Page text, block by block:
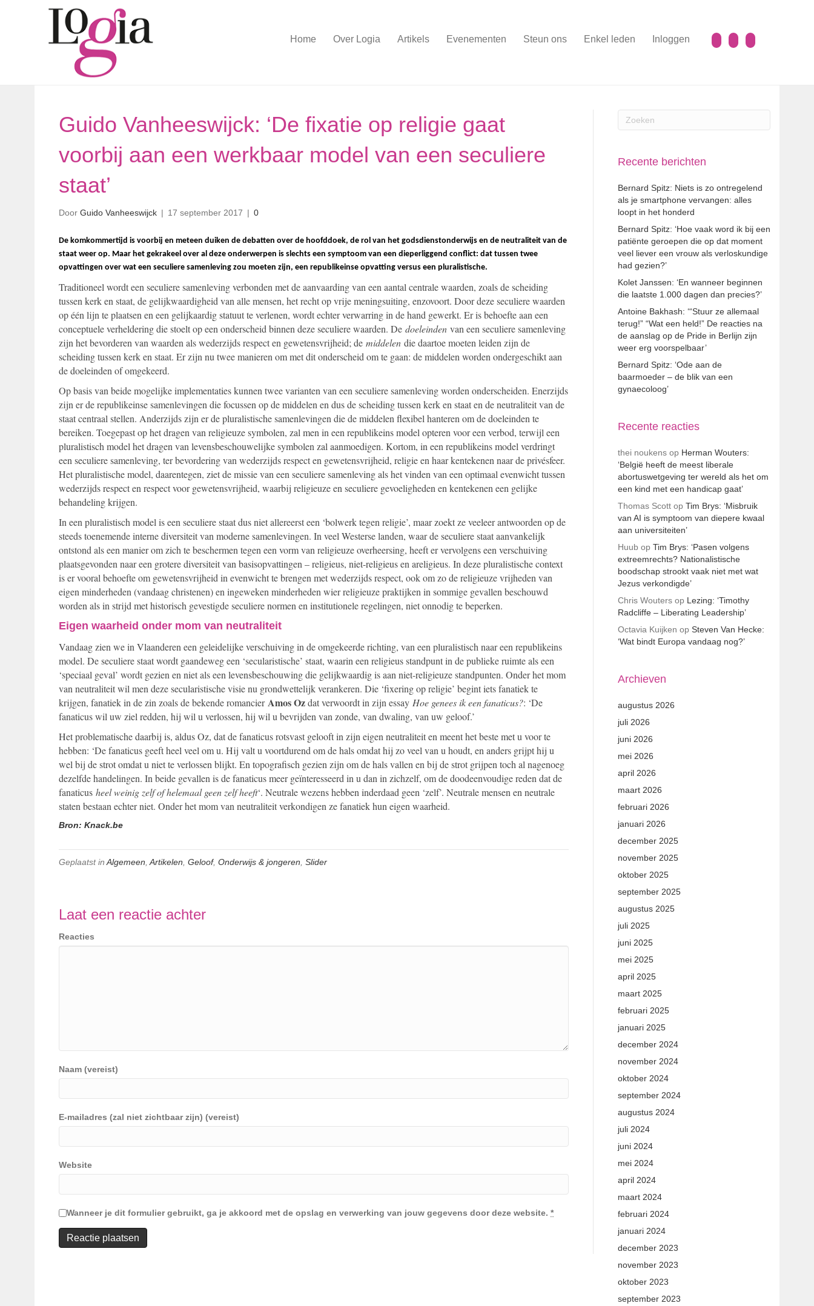
Home Over Logia Artikels Evenementen Steun ons Enkel leden Inloggen
Guido Vanheeswijck: ‘De fixatie op religie gaat
voorbij aan een werkbaar model van een seculiere
staat’
Door Guido Vanheeswijck | 17 september 2017 | 0
De komkommertijd is voorbij en meteen duiken de debatten over de hoofddoek, de rol van het godsdienstonderwijs en de neutraliteit van de
staat weer op. Maar het gekrakeel over al deze onderwerpen is slechts een symptoom van een dieperliggend conflict: dat tussen twee
opvattingen over wat een seculiere samenleving zou moeten zijn, een republikeinse opvatting versus een pluralistische.
Traditioneel wordt een seculiere samenleving verbonden met de aanvaarding van een aantal centrale waarden, zoals de scheiding
tussen kerk en staat, de gelijkwaardigheid van alle mensen, het recht op vrije meningsuiting, enzovoort. Door deze seculiere waarden
op één lijn te plaatsen en een gelijkaardig statuut te verlenen, wordt echter verwarring in de hand gewerkt. Er is behoefte aan een
conceptuele verheldering die stoelt op een onderscheid binnen deze seculiere waarden. De doeleinden van een seculiere samenleving
zijn het bevorderen van waarden als wederzijds respect en gewetensvrijheid; de middelen die daartoe moeten leiden zijn de
scheiding tussen kerk en staat. Er zijn nu twee manieren om met dit onderscheid om te gaan: de middelen worden ondergeschikt aan
de doeleinden of omgekeerd.
Op basis van beide mogelijke implementaties kunnen twee varianten van een seculiere samenleving worden onderscheiden. Enerzijds
zijn er de republikeinse samenlevingen die focussen op de middelen en dus de scheiding tussen kerk en staat en de neutraliteit van de
staat centraal stellen. Anderzijds zijn er de pluralistische samenlevingen die de middelen flexibel hanteren om de doeleinden te
bereiken. Toegepast op het dragen van religieuze symbolen, zal men in een republikeins model opteren voor een verbod, terwijl een
pluralistisch model het dragen van levensbeschouwelijke symbolen zal aanmoedigen. Kortom, in een republikeins model verdringt
een seculiere samenleving, ter bevordering van wederzijds respect en gewetensvrijheid, religie en haar kentekenen naar de privésfeer.
Het pluralistische model, daarentegen, ziet de missie van een seculiere samenleving als het vinden van een optimaal evenwicht tussen
wederzijds respect en respect voor gewetensvrijheid, waarbij religieuze en seculiere gevoeligheden en kentekenen een gelijke
behandeling krijgen.
In een pluralistisch model is een seculiere staat dus niet allereerst een ‘bolwerk tegen religie’, maar zoekt ze veeleer antwoorden op de
steeds toenemende interne diversiteit van moderne samenlevingen. In veel Westerse landen, waar de seculiere staat aanvankelijk
ontstond als een manier om zich te beschermen tegen een vorm van religieuze overheersing, heeft er vervolgens een verschuiving
plaatsgevonden naar een grotere diversiteit van basisopvattingen – religieus, niet-religieus en areligieus. In deze pluralistische context
is er vooral behoefte om gewetensvrijheid in evenwicht te brengen met wederzijds respect, ook om zo de religieuze vrijheden van
eigen minderheden (vandaag christenen) en ingeweken minderheden wier religieuze praktijken in sommige gevallen beschouwd
worden als in strijd met historisch gevestigde seculiere normen en institutionele regelingen, niet onnodig te beperken.
Eigen waarheid onder mom van neutraliteit
Vandaag zien we in Vlaanderen een geleidelijke verschuiving in de omgekeerde richting, van een pluralistisch naar een republikeins
model. De seculiere staat wordt gaandeweg een ‘secularistische’ staat, waarin een religieus standpunt in de publieke ruimte als een
‘speciaal geval’ wordt gezien en niet als een levensbeschouwing die gelijkwaardig is aan niet-religieuze standpunten. Onder het mom
van neutraliteit wil men deze secularistische visie nu grondwettelijk verankeren. Die ‘fixering op religie’ begint iets fanatiek te
krijgen, fanatiek in de zin zoals de bekende romancierAmos Ozdat verwoordt in zijn essay Hoe genees ik een fanaticus?: ‘De
fanaticus wil uw ziel redden, hij wil u verlossen, hij wil u bevrijden van zonde, van dwaling, van uw geloof.’
Het problematische daarbij is, aldus Oz, dat de fanaticus rotsvast gelooft in zijn eigen neutraliteit en meent het beste met u voor te
hebben: ‘De fanaticus geeft heel veel om u. Hij valt u voortdurend om de hals omdat hij zo veel van u houdt, en anders grijpt hij u
wel bij de strot omdat u niet te verlossen blijkt. En topografisch gezien zijn om de hals vallen en bij de strot grijpen toch al nagenoeg
dezelfde handelingen. In beide gevallen is de fanaticus meer geïnteresseerd in u dan in zichzelf, om de doodeenvoudige reden dat de
fanaticus heel weinig zelf of helemaal geen zelf heeft‘. Neutrale wezens hebben inderdaad geen ‘zelf’. Neutrale mensen en neutrale
staten bestaan echter niet. Onder het mom van neutraliteit verkondigen ze fanatiek hun eigen waarheid.
Bron: Knack.be
Geplaatst in Algemeen Artikelen Geloof, Onderwijs & jongeren Slider
Laat een reactie achter
Reacties
Naam (vereist)
E-mailadres (zal niet zichtbaar zijn) (vereist)
Website
Wanneer je dit formulier gebruikt, ga je akkoord met de opslag en verwerking van jouw gegevens door deze website. *
Recente berichten
Bernard Spitz: Niets is zo ontregelend
als je smartphone vervangen: alles
loopt in het honderd
Bernard Spitz: ‘Hoe vaak word ik bij een
patiënte geroepen die op dat moment
veel liever een vrouw als verloskundige
had gezien?’
Kolet Janssen: ‘En wanneer beginnen
die laatste 1.000 dagen dan precies?’
Antoine Bakhash: ‘“Stuur ze allemaal
terug!” “Wat een held!” De reacties na
de aanslag op de Pride in Berlijn zijn
weer erg voorspelbaar’
Bernard Spitz: ‘Ode aan de
baarmoeder – de blik van een
gynaecoloog’
Recente reacties
thei noukensop Herman Wouters:
‘België heeft de meest liberale
abortuswetgeving ter wereld als het om
een kind met een handicap gaat’
Thomas Scottop Tim Brys: ‘Misbruik
van AI is symptoom van diepere kwaal
aan universiteiten’
Huubop Tim Brys: ‘Pasen volgens
extreemrechts? Nationalistische
boodschap strookt vaak niet met wat
Jezus verkondigde’
Chris Woutersop Lezing: ‘Timothy
Radcliffe – Liberating Leadership’
Octavia Kuijken op Steven Van Hecke:
‘Wat bindt Europa vandaag nog?’
Archieven
augustus 2026
juli 2026
juni 2026
mei 2026
april 2026
maart 2026
februari 2026
januari 2026
december 2025
november 2025
oktober 2025
september 2025
augustus 2025
juli 2025
juni 2025
mei 2025
april 2025
maart 2025
februari 2025
januari 2025
december 2024
november 2024
oktober 2024
september 2024
augustus 2024
juli 2024
juni 2024
mei 2024
april 2024
maart 2024
februari 2024
januari 2024
december 2023
november 2023
oktober 2023
september 2023